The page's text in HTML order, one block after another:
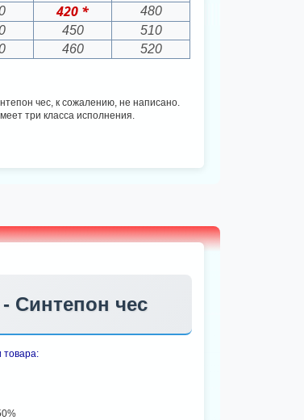
420 * 480
450 510
460 520
чес, к сожалению, не написано.
три класса исполнения.
Синтепон чес
товара: